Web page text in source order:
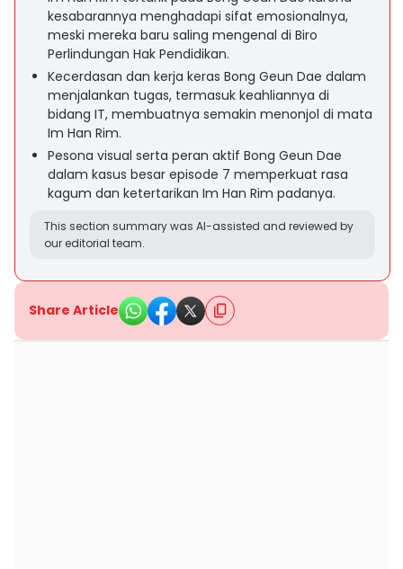
kesabarannya menghadapi sifat emosionalnya,
meski mereka baru saling mengenal di Biro
Perlindungan Hak Pendidikan.
Kecerdasan dan kerja keras Bong Geun Dae dalam
menjalankan tugas, termasuk keahliannya di
bidang IT, membuatnya semakin menonjol di mata
Im Han Rim.
Pesona visual serta peran aktif Bong Geun Dae
dalam kasus besar episode 7 memperkuat rasa
kagum dan ketertarikan Im Han Rim padanya.
This section summary was AI-assisted and reviewed by
our editorial team.
Share Article